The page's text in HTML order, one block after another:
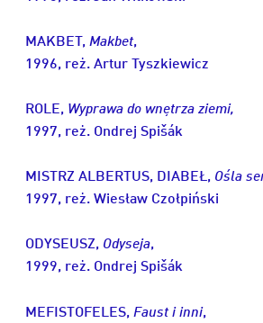
MAKBET, Makbet,
1996, reż. Artur Tyszkiewicz
ROLE, Wyprawa do wnętrza ziemi,
1997, reż. Ondrej Spišák
MISTRZ ALBERTUS, DIABEŁ, Ośla
1997, reż. Wiesław Czołpiński
ODYSEUSZ, Odyseja,
1999, reż. Ondrej Spišák
MEFISTOFELES, Faust i inni,